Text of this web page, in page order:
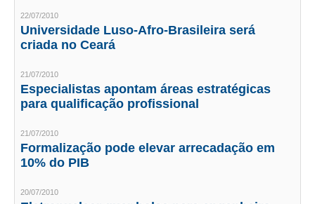
TRANSPARÊNCIA
JURÍDICO
CONSULTORIA
ACORDOS, CONVENÇÕES E DISSÍDIOS
CONTRIBUIÇÕES
CONTRIBUIÇÃO ASSISTENCIAL
22/07/2010
Universidade Luso-Afro-Brasileira será
criada no Ceará
21/07/2010
Especialistas apontam áreas estratégicas
para qualificação profissional
21/07/2010
Formalização pode elevar arrecadação em
10% do PIB
20/07/2010